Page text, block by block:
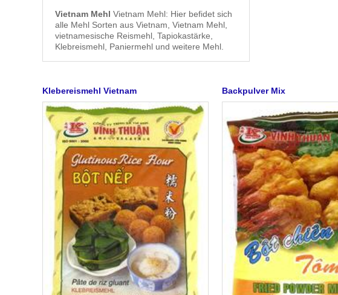
Vietnam Mehl Vietnam Mehl: Hier befidet sich
alle Mehl Sorten aus Vietnam, Vietnam Mehl,
vietnamesische Reismehl, Tapiokastärke,
Klebreismehl, Paniermehl und weitere Mehl.
Klebereismehl Vietnam Backpulver Mix